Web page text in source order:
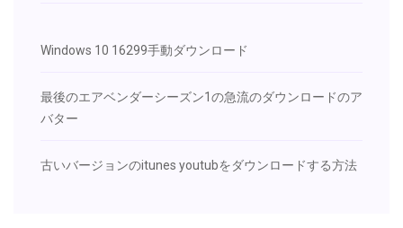
Windows 10 16299手動ダウンロード
最後のエアベンダーシーズン1の急流のダウンロードのア
バター
古いバージョンのitunes youtubをダウンロードする方法